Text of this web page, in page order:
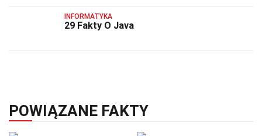
INFORMATYKA
29 Fakty O Java
POWIĄZANE FAKTY